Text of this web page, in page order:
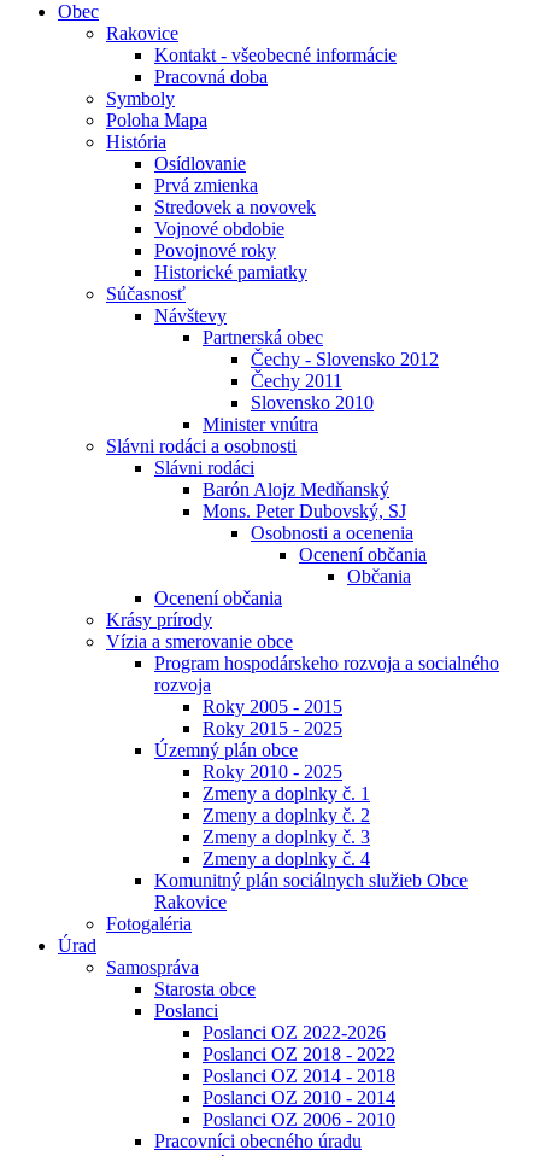
Obec
Rakovice
Kontakt - všeobecné informácie
Pracovná doba
Symboly
Poloha Mapa
História
Osídlovanie
Prvá zmienka
Stredovek a novovek
Vojnové obdobie
Povojnové roky
Historické pamiatky
Súčasnosť
Návštevy
Partnerská obec
Čechy - Slovensko 2012
Čechy 2011
Slovensko 2010
Minister vnútra
Slávni rodáci a osobnosti
Slávni rodáci
Barón Alojz Medňanský
Mons. Peter Dubovský, SJ
Osobnosti a ocenenia
Ocenení občania
Občania
Ocenení občania
Krásy prírody
Vízia a smerovanie obce
Program hospodárskeho rozvoja a socialného
rozvoja
Roky 2005 - 2015
Roky 2015 - 2025
Územný plán obce
Roky 2010 - 2025
Zmeny a doplnky č. 1
Zmeny a doplnky č. 2
Zmeny a doplnky č. 3
Zmeny a doplnky č. 4
Komunitný plán sociálnych služieb Obce
Rakovice
Fotogaléria
Úrad
Samospráva
Starosta obce
Poslanci
Poslanci OZ 2022-2026
Poslanci OZ 2018 - 2022
Poslanci OZ 2014 - 2018
Poslanci OZ 2010 - 2014
Poslanci OZ 2006 - 2010
Pracovníci obecného úradu